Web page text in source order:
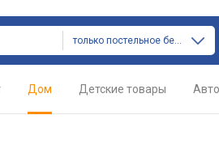
только постельное белье
Дом Детские товары Авто